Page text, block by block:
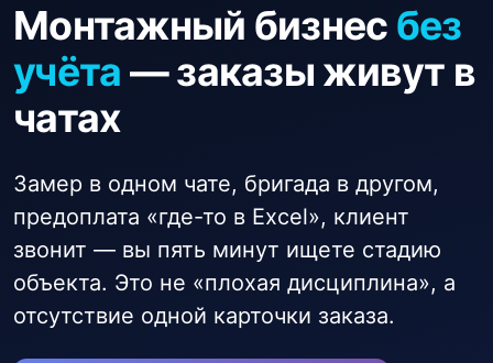
Монтажный бизнес без
учёта — заказы живут в
чатах
Замер в одном чате, бригада в другом,
предоплата «где-то в Excel», клиент
звонит — вы пять минут ищете стадию
объекта. Это не «плохая дисциплина», а
отсутствие одной карточки заказа.